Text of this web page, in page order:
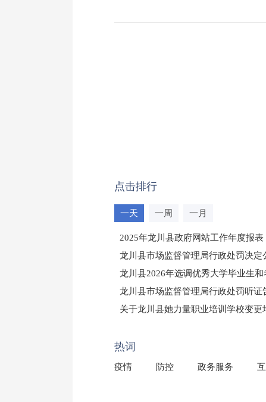
点击排行
一天 一周 一月
2025年龙川县政府网站工作年度报表
龙川县市场监督管理局行政处罚决定
龙川县2026年选调优秀大学毕业生
龙川县市场监督管理局行政处罚听证
（龙市监罚送告〔2026〕71号）
关于龙川县她力量职业培训学校变更
热词
疫情 防控 政务服务